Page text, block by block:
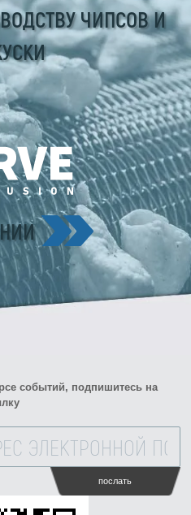
ЧИПСОВ И
событий, подпишитесь на
послать